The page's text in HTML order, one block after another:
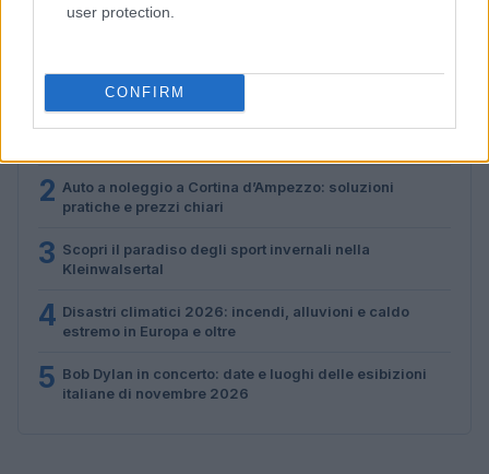
user protection.
CONFIRM
PIÙ LETTI
1
Scopri le Olimpiadi Milano Cortina: Sport, Cultura e
2 Auto a noleggio a Cortina d’Ampezzo: soluzioni
pratiche e prezzi chiari
3 Scopri il paradiso degli sport invernali nella
Kleinwalsertal
4 Disastri climatici 2026: incendi, alluvioni e caldo
estremo in Europa e oltre
5 Bob Dylan in concerto: date e luoghi delle esibizioni
italiane di novembre 2026